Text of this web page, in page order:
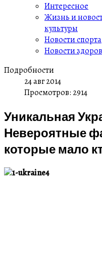
Интересное
Жизнь и
культуры
Новости спорта
Новости
Подробности
24 авг 2014
Просмотров: 2914
Уникальная
Невероятные
которые мало